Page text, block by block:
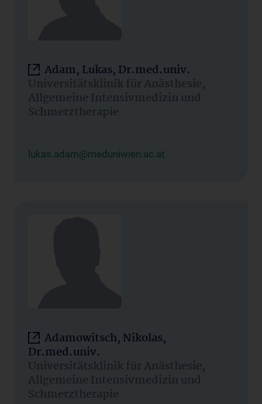
Adam, Lukas, Dr.med.univ.
Universitätsklinik für Anästhesie,
Allgemeine Intensivmedizin und
Schmerztherapie
lukas.adam@meduniwien.ac.at
Adamowitsch, Nikolas,
Dr.med.univ.
Universitätsklinik für Anästhesie,
Allgemeine Intensivmedizin und
Schmerztherapie